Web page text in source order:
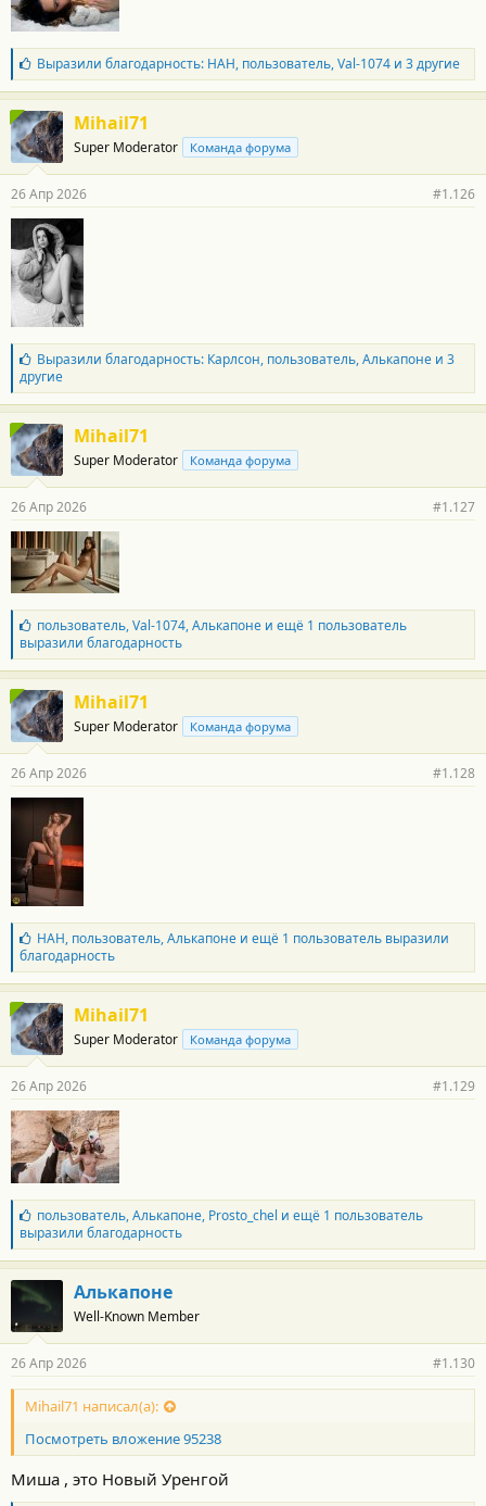
Б
л
а
г
о
д
а
н
о
с
т
и
:
Выразили благодарность: НАН, пользователь,Val-1074и 3 другие
Mihail71
Super Moderator Команда форума
26 Апр 2026 #1.126
Б
л
а
г
о
д
а
р
о
с
т
и
:
Выразили благодарность: Карлсон, пользователь,Алькапонеи 3
другие
Mihail71
Super Moderator Команда форума
26 Апр 2026 #1.127
Б
л
а
г
о
д
а
р
о
с
и
:
пользователь,Val-1074,Алькапонеи ещё 1 пользователь
выразили благодарность
Mihail71
Super Moderator Команда форума
26 Апр 2026 #1.128
Б
л
а
г
о
д
а
р
о
с
т
и
:
НАН, пользователь,Алькапонеи ещё 1 пользователь выразили
благодарность
Mihail71
Super Moderator Команда форума
26 Апр 2026 #1.129
Б
л
а
г
о
д
р
о
с
т
:
пользователь,Алькапоне, Prosto_chel и ещё 1 пользователь
выразили благодарность
Алькапоне
Well-Known Member
26 Апр 2026 #1.130
Mihail71 написал(а):
Посмотреть вложение 95238
Миша , это Новый Уренгой